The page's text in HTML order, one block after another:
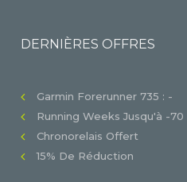
DERNIÈRES OFFRES
Garmin Forerunner 735 : -
Running Weeks Jusqu'à -70
Chronorelais Offert
15% De Réduction